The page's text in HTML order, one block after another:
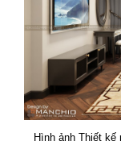
Hình ảnh Thiết kế